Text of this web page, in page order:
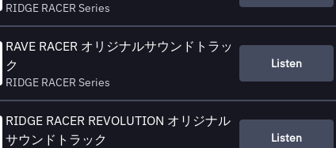
RIDGE RACER Series
RAVE RACER オリジナルサウンドトラッ
ク
RIDGE RACER Series
Listen
RIDGE RACER REVOLUTION オリジナル
サウンドトラック
Listen